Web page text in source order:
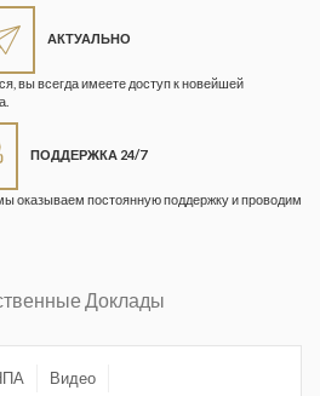
АКТУАЛЬНО
вы всегда имеете доступ к новейшей
ПОДДЕРЖКА 24/7
оказываем постоянную поддержку и проводим
Доклады
Видео
Кузбасса. Информационный
безопасность»
Информационный бюллетень
атомному надзору
Маркшейдерия и недропользование